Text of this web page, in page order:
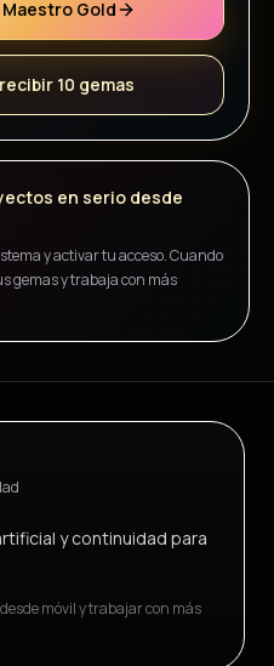
Gold
10 gemas
en serio desde
y activar tu acceso. Cuando
gemas y trabaja con más
y continuidad para
móvil y trabajar con más